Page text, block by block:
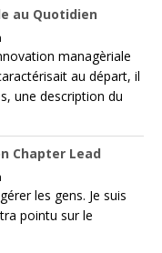
au Quotidien
managèriale
au départ, il
une description du
Chapter Lead
les gens. Je suis
pointu sur le